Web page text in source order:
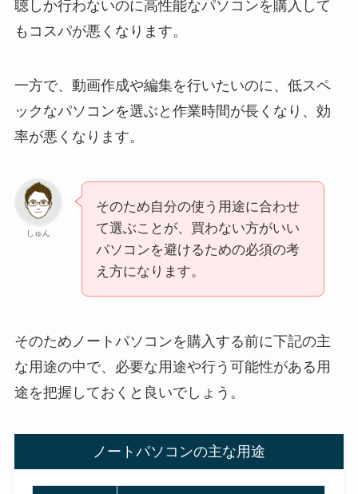
聴しか行わないのに高性能なパソコンを購入して
もコスパが悪くなります。
一方で、動画作成や編集を行いたいのに、低スペ
ックなパソコンを選ぶと作業時間が長くなり、効
率が悪くなります。
しゅん
そのため自分の使う用途に合わせ
て選ぶことが、買わない方がいい
パソコンを避けるための必須の考
え方になります。
そのためノートパソコンを購入する前に下記の主
な用途の中で、必要な用途や行う可能性がある用
途を把握しておくと良いでしょう。
ノートパソコンの主な用途